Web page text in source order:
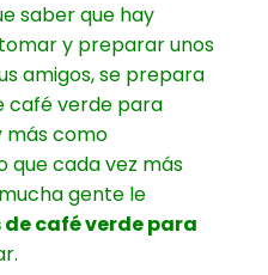
saber que hay
y preparar unos
amigos, se prepara
café verde para
más como
que cada vez más
gente le
café verde para